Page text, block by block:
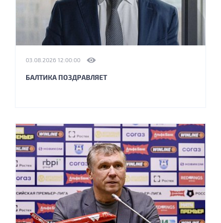
03.08.2026 12:00:00
БАЛТИКА ПОЗДРАВЛЯЕТ